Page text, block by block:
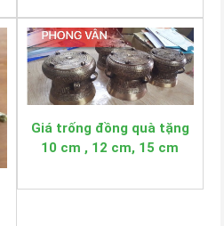
Giá trống đồng quà tặng
10 cm , 12 cm, 15 cm